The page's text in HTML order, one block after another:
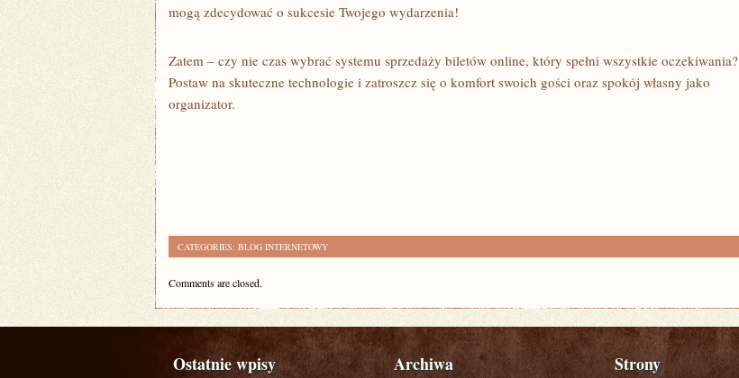
mogą zdecydować o sukcesie Twojego wydarzenia!
Zatem – czy nie czas wybrać systemu sprzedaży biletów online, który spełni wszystkie oczekiwania?
Postaw na skuteczne technologie i zatroszcz się o komfort swoich gości oraz spokój własny jako
organizator.
CATEGORIES: BLOG INTERNETOWY
Comments are closed.
Ostatnie wpisy Archiwa Strony